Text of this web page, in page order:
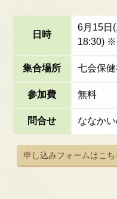
日時
6月15日
18:30) ※
集合場所 七会保
参加費 無料
問合せ ななか
申し込みフォームはこち